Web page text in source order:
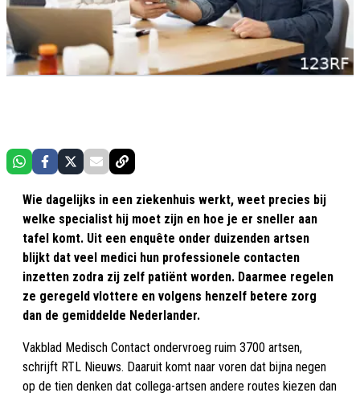
Wie dagelijks in een ziekenhuis werkt, weet precies bij
welke specialist hij moet zijn en hoe je er sneller aan
tafel komt. Uit een enquête onder duizenden artsen
blijkt dat veel medici hun professionele contacten
inzetten zodra zij zelf patiënt worden. Daarmee regelen
ze geregeld vlottere en volgens henzelf betere zorg
dan de gemiddelde Nederlander.
Vakblad Medisch Contact ondervroeg ruim 3700 artsen,
schrijft RTL Nieuws. Daaruit komt naar voren dat bijna negen
op de tien denken dat collega-artsen andere routes kiezen dan